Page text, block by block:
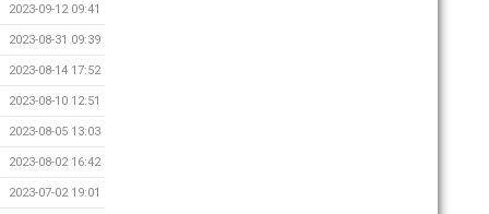
2023-09-12 09:41
2023-08-31 09:39
2023-08-14 17:52
2023-08-10 12:51
2023-08-05 13:03
2023-08-02 16:42
2023-07-02 19:01